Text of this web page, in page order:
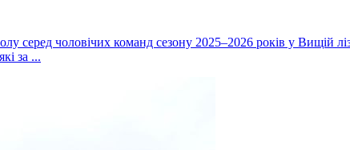
серед чоловічих команд сезону 2025–2026 років у Вищій
за ...